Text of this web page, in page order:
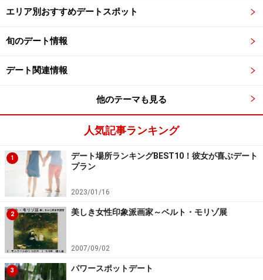
鶴岡八幡宮へ＞＞＞
※記事内容は執筆時点のものです。最新の内容をご確認くださ
い。
1/9 次のページへ
エリア別おすすめデートスポット
旬のデート情報
デート関連情報
他のテーマも見る
人気記事ランキング
1
デート場所ランキングBEST10！彼女が喜ぶデート
プラン
2023/01/16
2 美しき女性印象派画家～ベルト・モリゾ展
2007/09/02
3 パワースポットデート